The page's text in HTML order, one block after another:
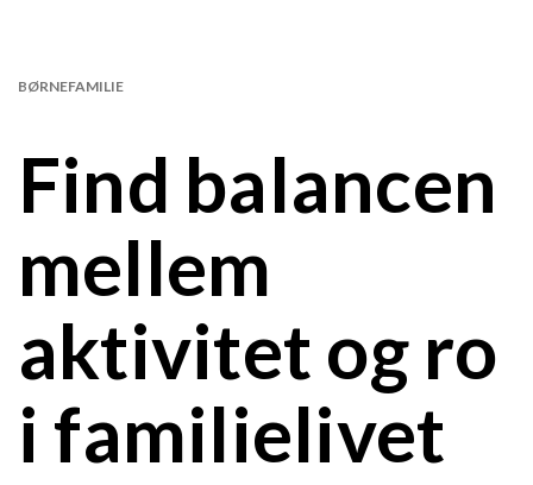
Find balancen
mellem
aktivitet og ro
i familielivet
BØRNEFAMILIE